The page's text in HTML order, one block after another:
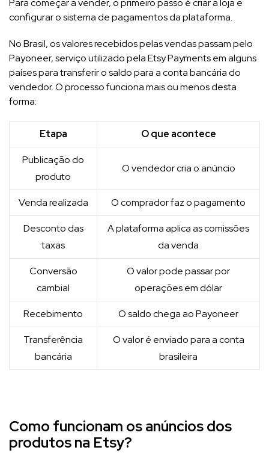
configurar o sistema de pagamentos da plataforma.
No Brasil, os valores recebidos pelas vendas passam pelo
Payoneer, serviço utilizado pela Etsy Payments em alguns
países para transferir o saldo para a conta bancária do
vendedor. O processo funciona mais ou menos desta
forma:
Etapa O que acontece
Publicação do
produto
O vendedor cria o anúncio
Venda realizada O comprador faz o pagamento
Desconto das
taxas
A plataforma aplica as comissões
da venda
Conversão
cambial
O valor pode passar por
operações em dólar
Recebimento O saldo chega ao Payoneer
Transferência
bancária
O valor é enviado para a conta
brasileira
Como funcionam os anúncios dos
produtos na Etsy?